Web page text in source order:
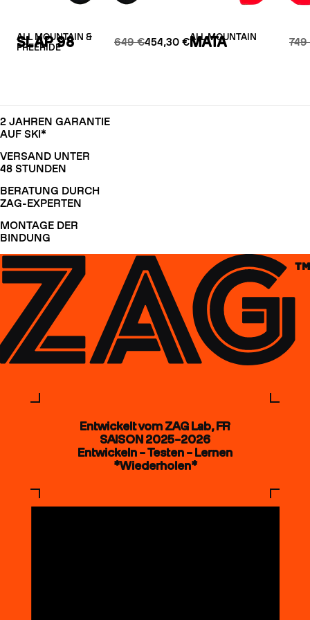
ALL MOUNTAIN &
FREERIDE
SLAP 98 649 €454,30 €ALL MOUNTAIN
MATA
2 JAHREN GARANTIE
AUF SKI*
VERSAND UNTER
48 STUNDEN
BERATUNG DURCH
ZAG-EXPERTEN
MONTAGE DER
BINDUNG
Entwickelt vom ZAG Lab, FR
SAISON 2025–2026
Entwickeln – Testen – Lernen
*Wiederholen*